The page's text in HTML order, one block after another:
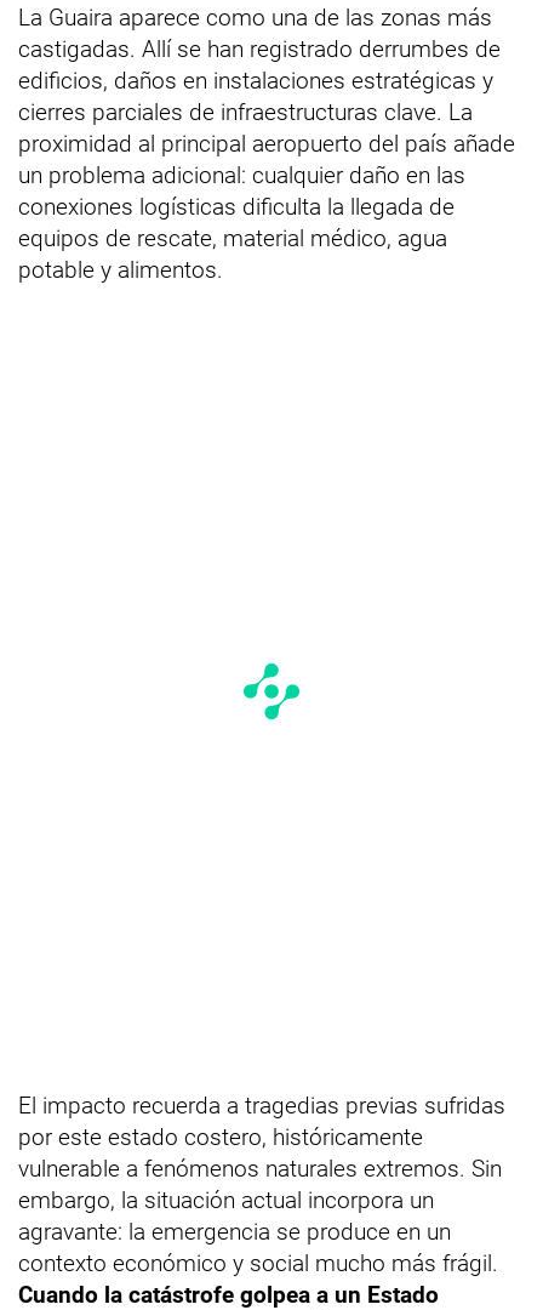
La Guaira aparece como una de las zonas más
castigadas. Allí se han registrado derrumbes de
edificios, daños en instalaciones estratégicas y
cierres parciales de infraestructuras clave. La
proximidad al principal aeropuerto del país añade
un problema adicional: cualquier daño en las
conexiones logísticas dificulta la llegada de
equipos de rescate, material médico, agua
potable y alimentos.
El impacto recuerda a tragedias previas sufridas
por este estado costero, históricamente
vulnerable a fenómenos naturales extremos. Sin
embargo, la situación actual incorpora un
agravante: la emergencia se produce en un
contexto económico y social mucho más frágil.
Cuando la catástrofe golpea a un Estado